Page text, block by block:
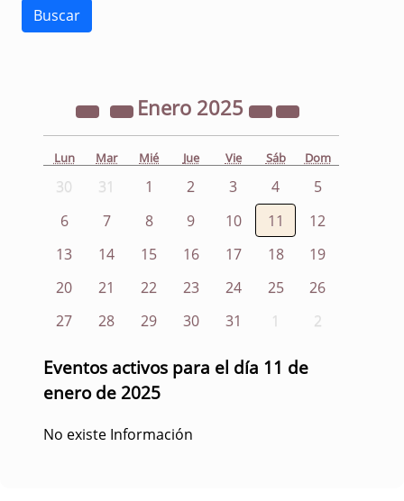
Enero 2025
Lun Mar Mié Jue Vie Sáb Dom
30 31 1 2 3 4
5
6
7 8 9 10 11
12
13
14 15 16 17 18
19
20
21 22 23 24 25
26
27
28 29 30 31 1 2
Eventos activos para el día 11 de
enero de 2025
No existe Información